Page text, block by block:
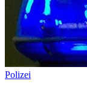
Polizei